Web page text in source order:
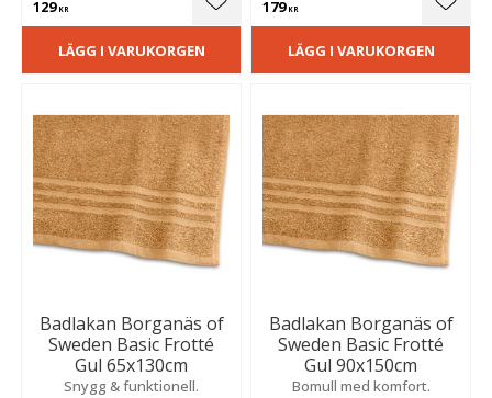
129KR Lägg till i favoriter
LÄGG I VARUKORGEN
179KR
LÄGG I VARUKORGEN
Badlakan Borganäs of
Sweden Basic Frotté
Gul 65x130cm
Snygg & funktionell.
Badlakan Borganäs of
Sweden Basic Frotté
Gul 90x150cm
Bomull med komfort.